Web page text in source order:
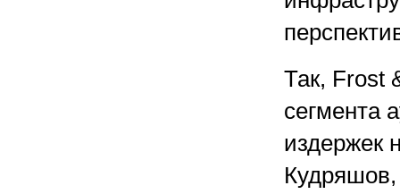
Так, Frost
сегмента
издержек